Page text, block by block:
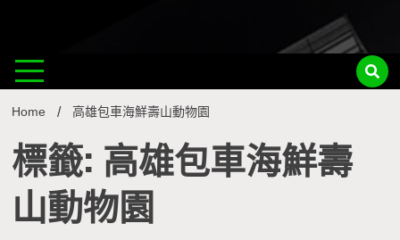
Home 高雄包車海鮮壽山動物園
標籤: 高雄包車海鮮壽
山動物園